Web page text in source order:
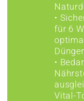
•
für 6
Dünger
•
Vital-